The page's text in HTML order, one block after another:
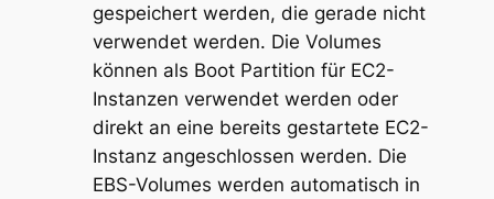
gespeichert werden, die gerade nicht
verwendet werden. Die Volumes
können als Boot Partition für EC2-
Instanzen verwendet werden oder
direkt an eine bereits gestartete EC2-
Instanz angeschlossen werden. Die
EBS-Volumes werden automatisch in